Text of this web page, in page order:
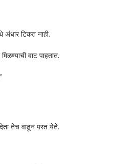
टिकत नाही.
वाट पाहतात.
तेच वाढून परत येते.